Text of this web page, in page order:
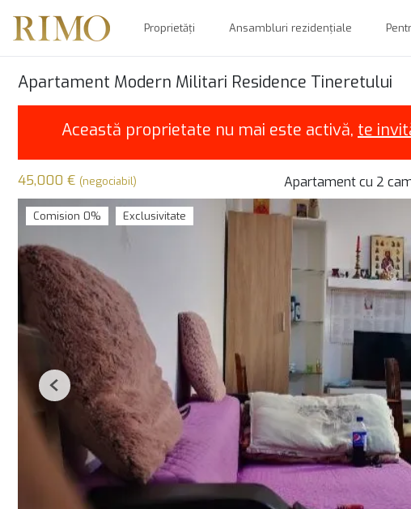
Proprietăți Ansambluri rezidențiale
Apartament Modern Militari Residence Tineretului
Această proprietate nu mai este activă, te
45,000 € (negociabil) Apartament cu 2
Comision 0% Exclusivitate
Previous